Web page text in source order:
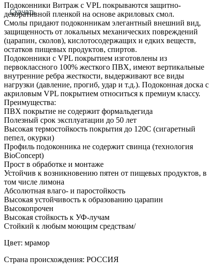
Скачать
Подоконники Витраж с VPL покрываются защитно-
декоративной пленкой на основе акриловых смол.
Смолы придают подоконникам элегантный внешний вид,
защищенность от локальных механических повреждений
(царапин, сколов), кислотосодержащих и едких веществ,
остатков пищевых продуктов, спиртов.
Подоконники с VPL покрытием изготовлены из
первоклассного 100% жесткого ПВХ, имеют вертикальные
внутренние ребра жесткости, выдерживают все виды
нагрузки (давление, прогиб, удар и т.д.). Подоконная доска с
акриловым VPL покрытием относиться к премиум классу.
Преимущества:
ПВХ покрытие не содержит формальдегида
Полезный срок эксплуатации до 50 лет
Высокая термостойкость покрытия до 120С (сигаретный
пепел, окурки)
Профиль подоконника не содержит свинца (технология
BioConcept)
Прост в обработке и монтаже
Устойчив к возникновению пятен от пищевых продуктов, в
том числе лимона
Абсолютная влаго- и паростойкость
Высокая устойчивость к образованию царапин
Высокопрочен
Высокая стойкость к УФ-лучам
Стойкий к любым моющим средствам/
Цвет: мрамор
Страна происхождения: РОССИЯ